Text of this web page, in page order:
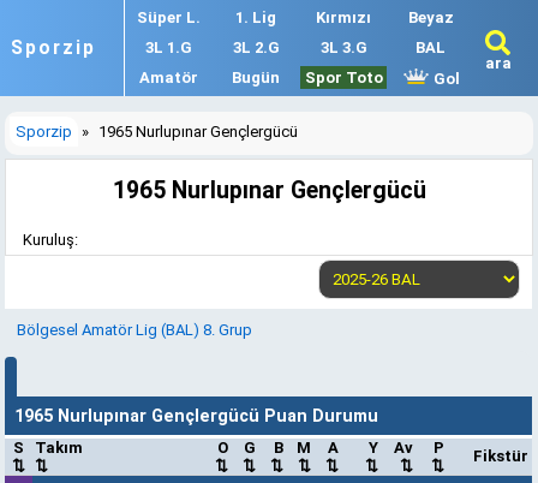
Sporzip
Süper L. 1. Lig Kırmızı
Beyaz
3L 1.G
3L 2.G 3L 3.G
BAL
Amatör
Bugün Spor Toto Gol
ara
Sporzip » 1965 Nurlupınar Gençlergücü
1965 Nurlupınar Gençlergücü
Kuruluş:
Bölgesel Amatör Lig (BAL) 8. Grup
1965 Nurlupınar Gençlergücü Puan Durumu
S
⇅
Takım
⇅
O
⇅
G
⇅
B
⇅
M
⇅
A
⇅
Y
⇅
Av
⇅
P
⇅
Fikstür